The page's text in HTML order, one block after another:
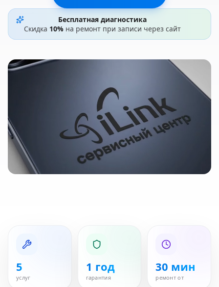
Бесплатная диагностика
Скидка 10% на ремонт при записи через сайт
5
услуг
1 год
гарантия
30 мин
ремонт от